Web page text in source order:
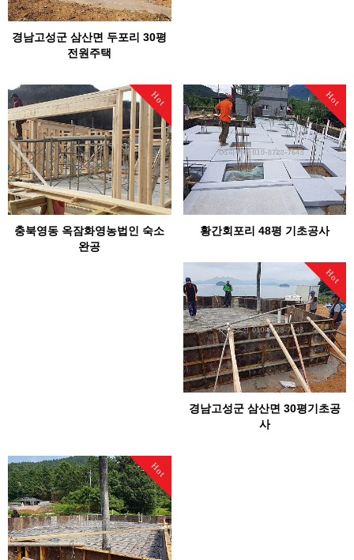
경남고성군 삼산면 두포리 30평
전원주택
Hot
충북영동 옥잠화영농법인 숙소
완공
Hot
황간회포리 48평 기초공사
Hot
경남고성군 삼산면 30평기초공
사
Hot